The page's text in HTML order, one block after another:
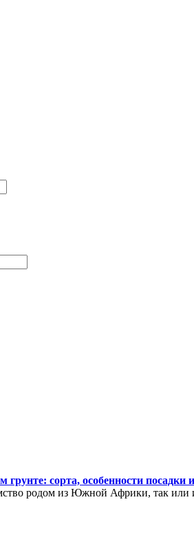
сорта, особенности посадки
родом из Южной Африки, так или